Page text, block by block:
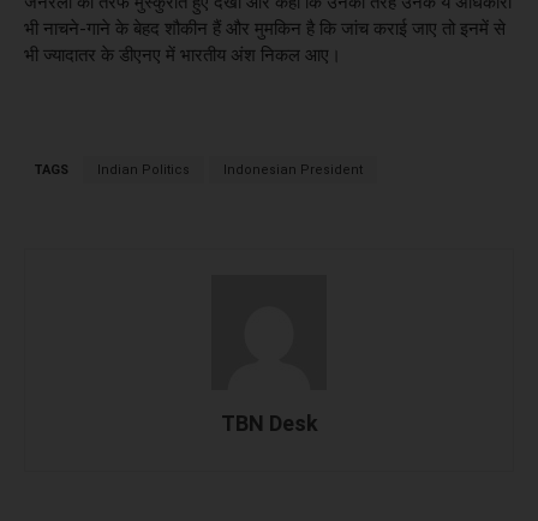
भी नाचने-गाने के बेहद शौकीन हैं और मुमकिन है कि जांच कराई जाए तो इनमें से
भी ज्यादातर के डीएनए में भारतीय अंश निकल आए।
TAGS Indian Politics Indonesian President
TBN Desk